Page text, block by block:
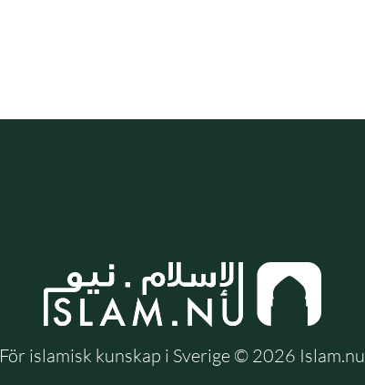
För islamisk kunskap i Sverige © 2026 Islam.nu